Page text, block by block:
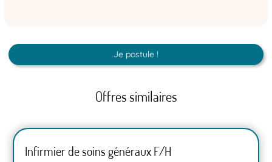
Je postule !
Offres similaires
Infirmier de soins généraux F/H